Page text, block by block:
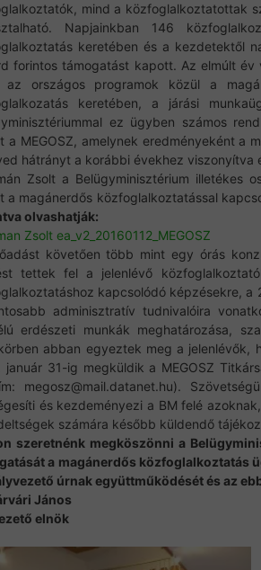
mind a közfoglalkoztatottak
Napjainkban 146
keretében és a kezdetektől
forintos támogatást kapott. Az elmúlt
az országos programok közül a
keretében, a járási
ez ügyben számos
a MEGOSZ, amelynek eredményeként a
hátrányt a korábbi évekhez
Zsolt a Belügyminisztérium illetékes
a magánerdős közfoglalkoztatással
olvashatják:
Zsolt ea_v2_20160112_MEGOSZ
követően több mint egy órás
tettek fel a jelenlévő
kapcsolódó képzésekre,
adminisztratív tudnivalóira
erdészeti munkák meghatározása,
abban egyeztek meg a jelenlévők,
január 31-ig megküldik a MEGOSZ
megosz@mail.datanet.hu).
és kezdeményezi a BM felé
számára később küldendő
szeretnénk megköszönni a
a magánerdős közfoglalkoztatás
úrnak együttműködését és az
János
elnök